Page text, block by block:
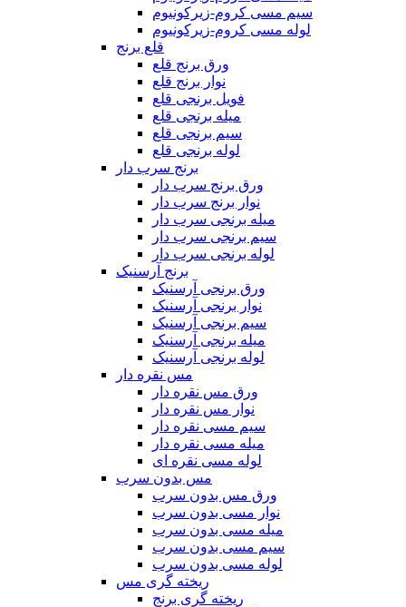
سیم مسی کروم-زیرکونیوم
لوله مسی کروم-زیرکونیوم
قلع برنج
ورق برنج قلع
نوار برنج قلع
فویل برنجی قلع
میله برنجی قلع
سیم برنجی قلع
لوله برنجی قلع
برنج سرب دار
ورق برنج سرب دار
نوار برنج سرب دار
میله برنجی سرب دار
سیم برنجی سرب دار
لوله برنجی سرب دار
برنج آرسنیک
ورق برنجی آرسنیک
نوار برنجی آرسنیک
سیم برنجی آرسنیک
میله برنجی آرسنیک
لوله برنجی آرسنیک
مس نقره دار
ورق مس نقره دار
نوار مس نقره دار
سیم مسی نقره دار
میله مسی نقره دار
لوله مسی نقره ای
مس بدون سرب
ورق مس بدون سرب
نوار مسی بدون سرب
میله مسی بدون سرب
سیم مسی بدون سرب
لوله مسی بدون سرب
ریخته گری مس
ریخته گری برنج